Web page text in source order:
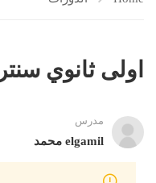
اولى ثانوي سنتر 2026
مدرس
elgamil محمد